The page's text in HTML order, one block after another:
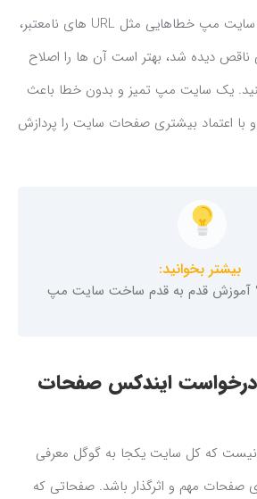
در صورتی که در گزارش سایت مپ خطاهایی مثل URL های نامعتبر،
دسترسی ناقص دیده شد، بهتر است آن ها را اصلاح
یک سایت مپ تمیز و بدون خطا باعث
اعتماد بیشتری صفحات سایت را پردازش
بیشتر بخوانید:
قدم به قدم ساخت سایت مپ
درخواست ایندکس صفحات
که کل سایت یکجا به گوگل معرفی
صفحات مهم و اثرگذار باشد. صفحاتی که